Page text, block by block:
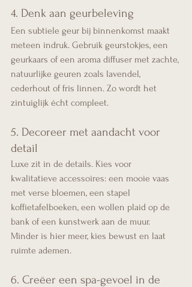
4. Denk aan geurbeleving
Een subtiele geur bij binnenkomst maakt
meteen indruk. Gebruik geurstokjes, een
geurkaars of een aroma diffuser met zachte,
natuurlijke geuren zoals lavendel,
cederhout of fris linnen. Zo wordt het
zintuiglijk écht compleet.
5. Decoreer met aandacht voor
detail
Luxe zit in de details. Kies voor
kwalitatieve accessoires: een mooie vaas
met verse bloemen, een stapel
koffietafelboeken, een wollen plaid op de
bank of een kunstwerk aan de muur.
Minder is hier meer, kies bewust en laat
ruimte ademen.
6. Creëer een spa-gevoel in de